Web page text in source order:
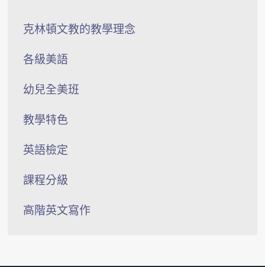
克林頓文教的教學理念
各級美語
幼兒全美班
教學特色
英語檢定
課程分級
高階英文寫作